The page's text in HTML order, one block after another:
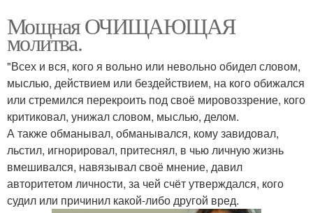
Мощная ОЧИЩАЮЩАЯ
молитва.
"Всех и вся, кого я вольно или невольно обидел словом,
мыслью, действием или бездействием, на кого обижался
или стремился перекроить под своё мировоззрение, кого
критиковал, унижал словом, мыслью, делом.
А также обманывал, обманывался, кому завидовал,
льстил, игнорировал, притеснял, в чью личную жизнь
вмешивался, навязывал своё мнение, давил
авторитетом личности, за чей счёт утверждался, кого
судил или причинил какой-либо другой вред.